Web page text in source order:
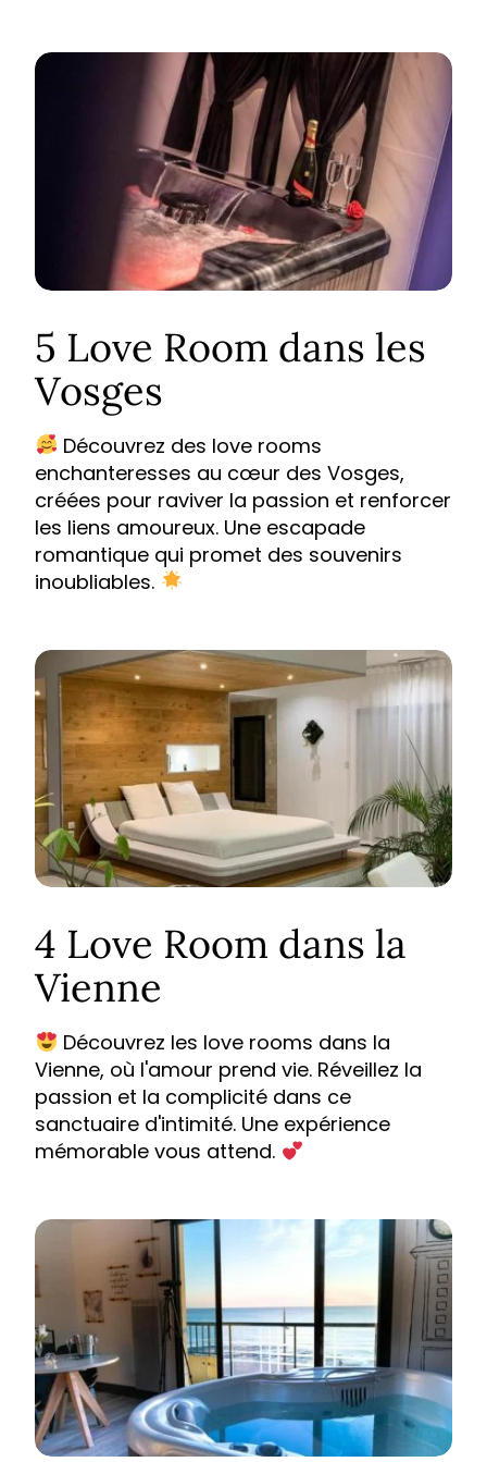
5 Love Room dans les
Vosges
Découvrez des love rooms
enchanteresses au cœur des Vosges,
créées pour raviver la passion et renforcer
les liens amoureux. Une escapade
romantique qui promet des souvenirs
inoubliables.
4 Love Room dans la
Vienne
Découvrez les love rooms dans la
Vienne, où l'amour prend vie. Réveillez la
passion et la complicité dans ce
sanctuaire d'intimité. Une expérience
mémorable vous attend.